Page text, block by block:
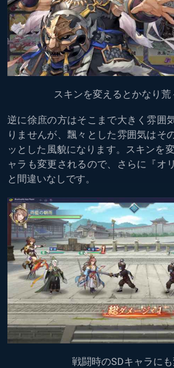
スキンを変えるとかなり荒
逆に徐庶の方はそこまで大きく雰囲
りませんが、飄々とした雰囲気はそ
ッとした風貌になります。スキンを
ャラも変更されるので、さらに『オ
と間違いなしです。
戦闘時のSDキャラに